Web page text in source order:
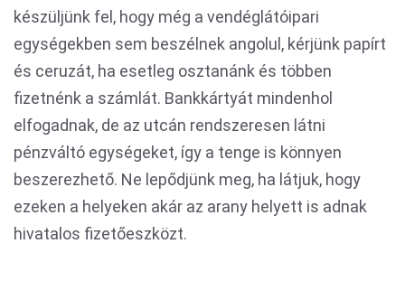
készüljünk fel, hogy még a vendéglátóipari
egységekben sem beszélnek angolul, kérjünk papírt
és ceruzát, ha esetleg osztanánk és többen
fizetnénk a számlát. Bankkártyát mindenhol
elfogadnak, de az utcán rendszeresen látni
pénzváltó egységeket, így a tenge is könnyen
beszerezhető. Ne lepődjünk meg, ha látjuk, hogy
ezeken a helyeken akár az arany helyett is adnak
hivatalos fizetőeszközt.